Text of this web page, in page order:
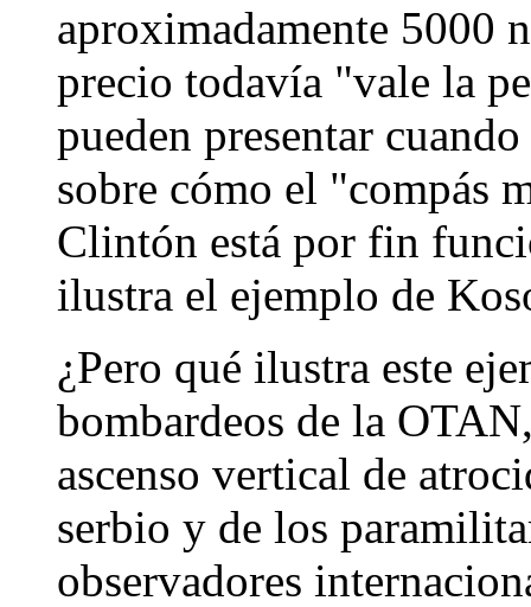
aproximadamente 5000
precio todavía "vale la
pueden presentar
sobre cómo el "compás
Clintón está por fin
ilustra el ejemplo de
¿Pero qué ilustra este
bombardeos de la
ascenso vertical de
serbio y de los
observadores